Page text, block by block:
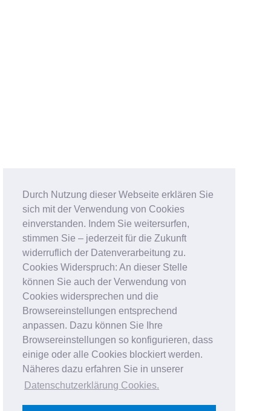
Durch Nutzung dieser Webseite erklären Sie
sich mit der Verwendung von Cookies
einverstanden. Indem Sie weitersurfen,
stimmen Sie – jederzeit für die Zukunft
widerruflich der Datenverarbeitung zu.
Cookies Widerspruch: An dieser Stelle
können Sie auch der Verwendung von
Cookies widersprechen und die
Browsereinstellungen entsprechend
anpassen. Dazu können Sie Ihre
Browsereinstellungen so konfigurieren, dass
einige oder alle Cookies blockiert werden.
Näheres dazu erfahren Sie in unserer
Datenschutzerklärung Cookies.